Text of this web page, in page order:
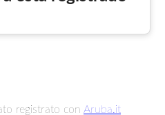
registrato con Aruba.it